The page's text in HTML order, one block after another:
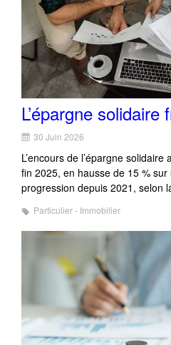
30 Juin 2026
L’encours de l’épargne
fin 2025, en hausse de 15 %
progression depuis 2021, selon
Particulier - Immobilier